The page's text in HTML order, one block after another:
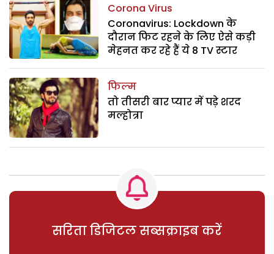
Corona Virus
Coronavirus: Lockdown के
दौरान फिट रहने के लिए ऐसे कड़ी
मेहनत कर रहे हैं ये 8 TV स्टार
फिल्म
तो तीसरी बार प्यार में पड़े शरद
मल्होत्रा
सरिता डिजिटल सब्सक्राइब करें